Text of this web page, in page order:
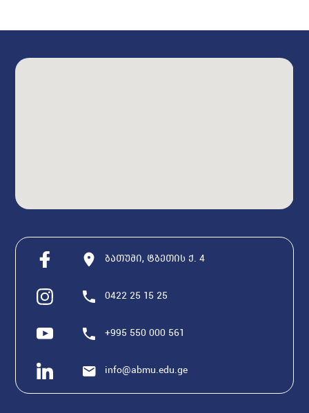
ბათუმი, ტბეთის ქ. 4
0422 25 15 25
+995 550 000 561
info@abmu.edu.ge